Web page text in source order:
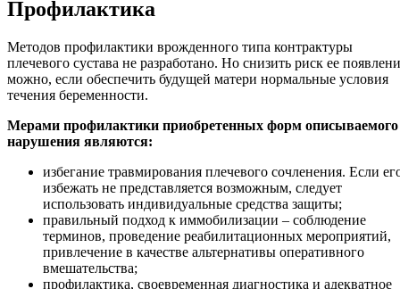
Профилактика
Методов профилактики врожденного типа контрактуры
плечевого сустава не разработано. Но снизить риск ее
можно, если обеспечить будущей матери нормальные условия
течения беременности.
Мерами профилактики приобретенных форм описываемого
нарушения являются:
избегание травмирования плечевого сочленения. Если
избежать не представляется возможным, следует
использовать индивидуальные средства защиты;
правильный подход к иммобилизации – соблюдение
терминов, проведение реабилитационных мероприятий,
привлечение в качестве альтернативы оперативного
вмешательства;
профилактика, своевременная диагностика и адекватное